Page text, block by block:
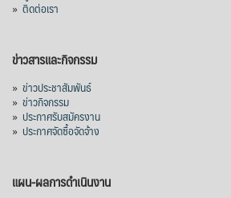
» ติดต่อเรา
ข่าวสารและกิจกรรม
» ข่าวประชาสัมพันธ์
» ข่าวกิจกรรม
» ประกาศรับสมัครงาน
» ประกาศจัดซื้อจัดจ้าง
แผน-ผลการดำเนินงาน